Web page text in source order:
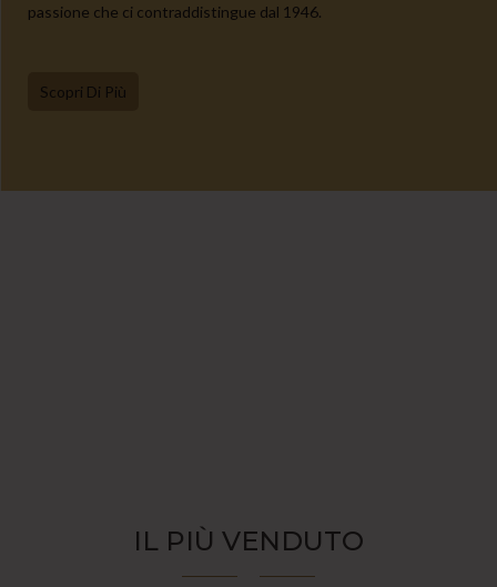
passione che ci contraddistingue dal 1946.
Scopri Di Più
IL PIÙ VENDUTO